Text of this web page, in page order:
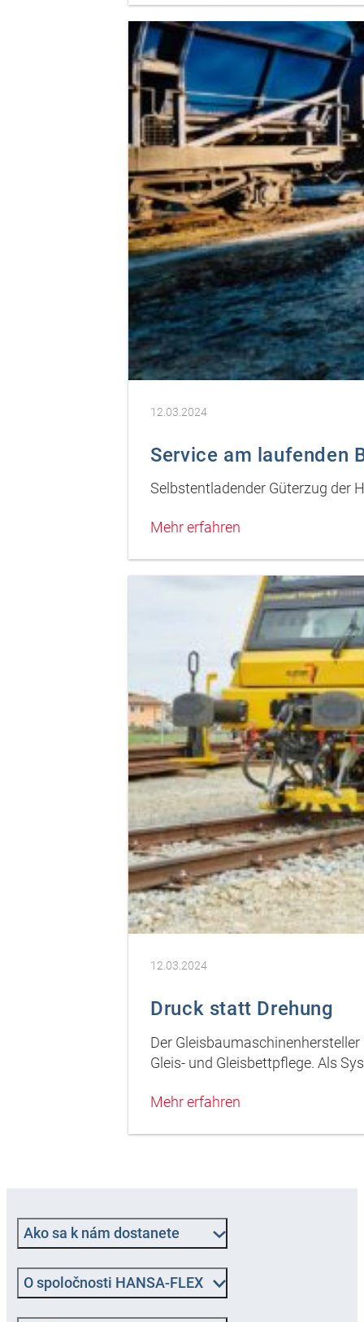
12.03.2024
Service am laufenden
Selbstentladender Güterzug der
Mehr erfahren
12.03.2024
Druck statt Drehung
Der
Gleis- und Gleisbettpflege. Als
Mehr erfahren
Ako sa k nám dostanete
O spoločnosti HANSA-FLEX